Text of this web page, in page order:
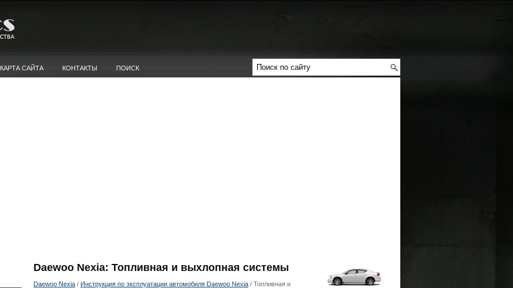
КАРТА САЙТА КОНТАКТЫ ПОИСК
Daewoo Nexia: Топливная и выхлопная системы
Daewoo Nexia / Инструкция по эксплуатации автомобиля Daewoo Nexia / Топливная и